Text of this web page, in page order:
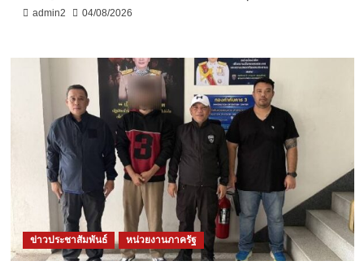
admin2 04/08/2026
ข่าวประชาสัมพันธ์ หน่วยงานภาครัฐ